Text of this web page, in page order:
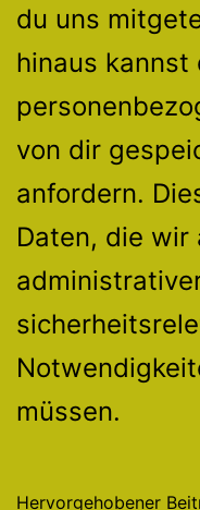
du uns
hinaus kannst
von dir
anfordern.
Daten, die wir
müssen.
Hervorgehobener